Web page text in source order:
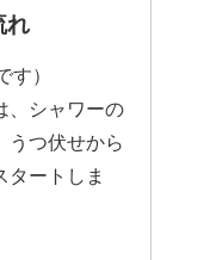
れ
）
、シャワーの
うつ伏せから
タートしま